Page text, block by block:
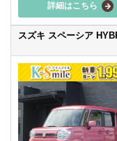
詳細はこちら
スズキ スペーシア